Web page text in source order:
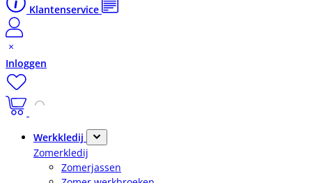
Klantenservice
Inloggen
Werkkledij
Zomerkledij
Zomerjassen